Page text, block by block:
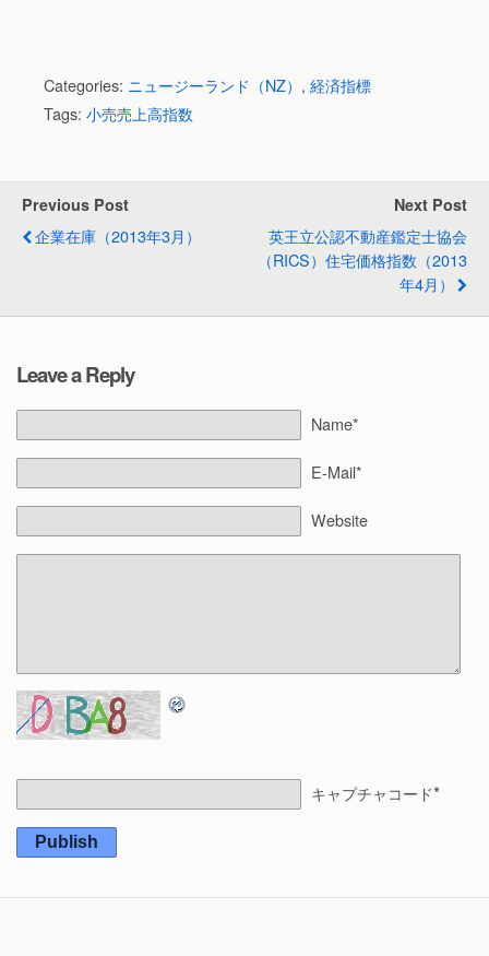
Categories: ニュージーランド（NZ） , 経済指標
Tags: 小売売上高指数
Previous Post
企業在庫（2013年3月）
Next Post
英王立公認不動産鑑定士協会
（RICS）住宅価格指数（2013
年4月）
Leave a Reply
Name*
E-Mail*
Website
キャプチャコード*
Publish